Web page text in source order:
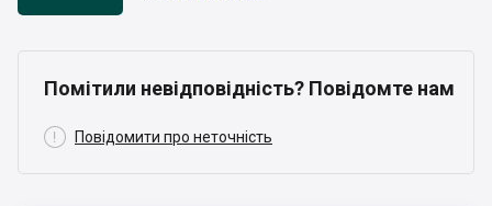
Помітили невідповідність? Повідомте нам
 Повідомити про неточність